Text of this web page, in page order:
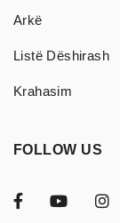
Arkë
Listë Dëshirash
Krahasim
FOLLOW US